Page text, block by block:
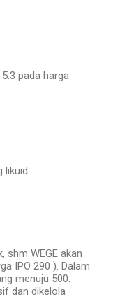
pada harga
likuid
shm WEGE akan
IPO 290 ). Dalam
menuju 500.
dan dikelola